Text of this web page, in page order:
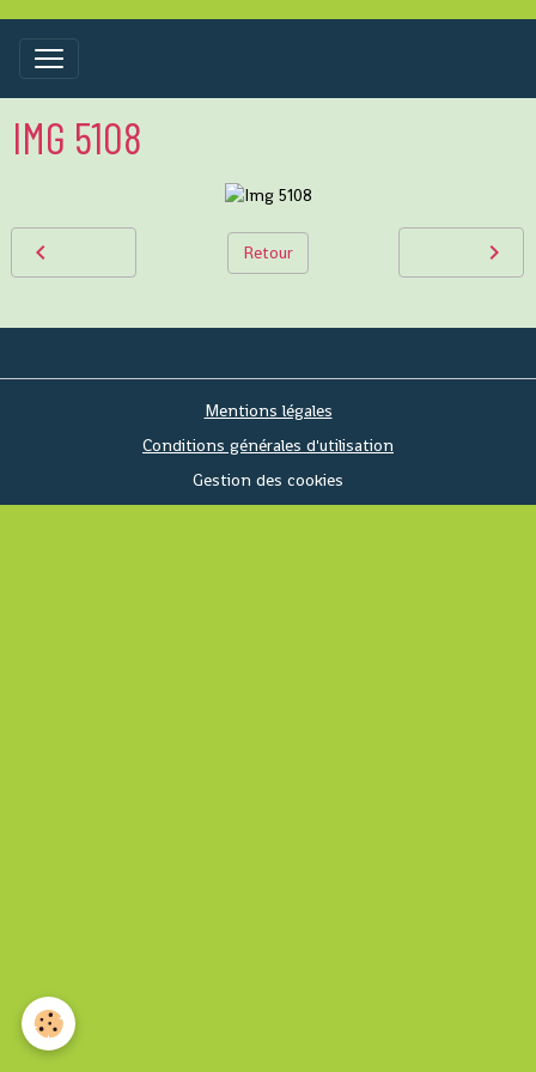
IMG 5108
Retour
Mentions légales
Conditions générales d'utilisation
Gestion des cookies